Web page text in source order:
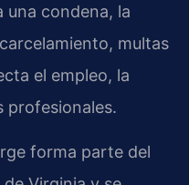
una condena, la
multas
el empleo, la
profesionales.
forma parte del